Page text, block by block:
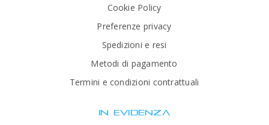
Cookie Policy
Preferenze privacy
Spedizioni e resi
Metodi di pagamento
Termini e condizioni contrattuali
IN EVIDENZA